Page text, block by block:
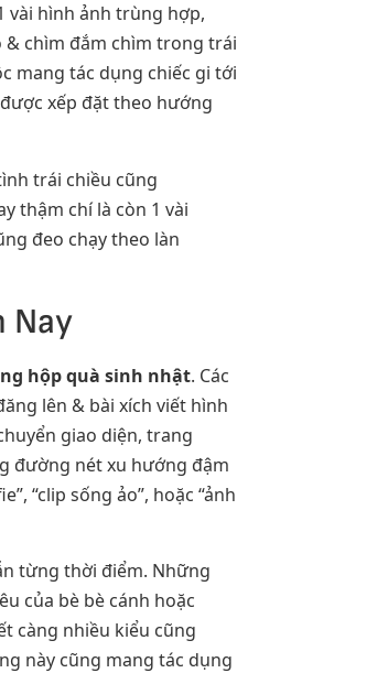
vài hình ảnh trùng hợp,
& chìm đắm chìm trong trái
mang tác dụng chiếc gi tới
xếp đặt theo hướng
trái chiều cũng
thậm chí là còn 1 vài
đeo chạy theo làn
Nay
hộp quà sinh nhật. Các
lên & bài xích viết hình
giao diện, trang
đường nét xu hướng đậm
“clip sống ảo”, hoặc “ảnh
từng thời điểm. Những
của bè bè cánh hoặc
càng nhiều kiểu cũng
này cũng mang tác dụng